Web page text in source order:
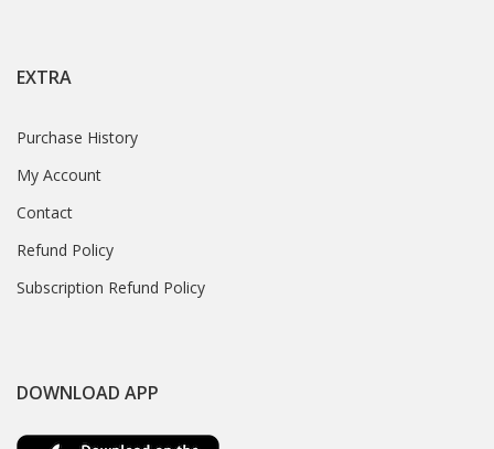
EXTRA
Purchase History
My Account
Contact
Refund Policy
Subscription Refund Policy
DOWNLOAD APP